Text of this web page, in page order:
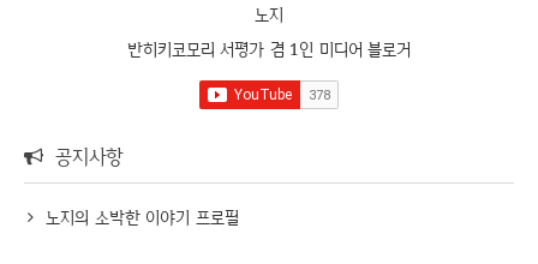
노지
반히키코모리 서평가 겸 1인 미디어 블로거
공지사항
노지의 소박한 이야기 프로필